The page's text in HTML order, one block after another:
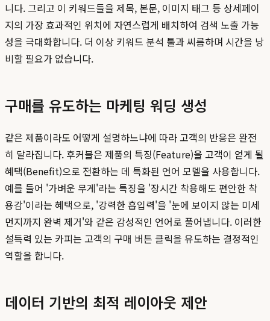
니다. 그리고 이 키워드들을 제목, 본문, 이미지 태그 등 상세페이
지의 가장 효과적인 위치에 자연스럽게 배치하여 검색 노출 가능
성을 극대화합니다. 더 이상 키워드 분석 툴과 씨름하며 시간을 낭
비할 필요가 없습니다.
구매를 유도하는 마케팅 워딩 생성
같은 제품이라도 어떻게 설명하느냐에 따라 고객의 반응은 완전
히 달라집니다. 후커블은 제품의 특징(Feature)을 고객이 얻게 될
혜택(Benefit)으로 전환하는 데 특화된 언어 모델을 사용합니다.
예를 들어 '가벼운 무게'라는 특징을 '장시간 착용해도 편안한 착
용감'이라는 혜택으로, '강력한 흡입력'을 '눈에 보이지 않는 미세
먼지까지 완벽 제거'와 같은 감성적인 언어로 풀어냅니다. 이러한
설득력 있는 카피는 고객의 구매 버튼 클릭을 유도하는 결정적인
역할을 합니다.
데이터 기반의 최적 레이아웃 제안